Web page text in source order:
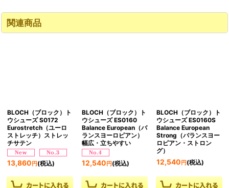
関連商品
BLOCH（ブロック）ト
ウシューズ S0172
Eurostretch（ユーロ
ストレッチ）ストレッ
チサテン
13,860 円 (税込)
BLOCH（ブロック）ト
ウシューズ ES0160
Balance European（バ
ランスヨーロピアン）
幅広・立ちやすい
12,540 円(税込)
BLOCH（ブロック）ト
ウシューズ ES0160S
Balance European
Strong（バランスヨー
ロピアン・ストロン
グ）
12,540 円(税込)